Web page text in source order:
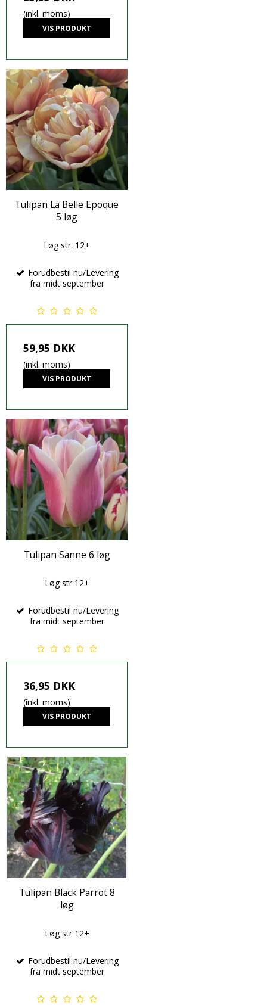
(inkl. moms)
VIS PRODUKT
Tulipan La Belle Epoque
5 løg
Løg str. 12+
Forudbestil nu/Levering
fra midt september
59,95 DKK
(inkl. moms)
VIS PRODUKT
Tulipan Sanne 6 løg
Løg str 12+
Forudbestil nu/Levering
fra midt september
36,95 DKK
(inkl. moms)
VIS PRODUKT
Tulipan Black Parrot 8
løg
Løg str 12+
Forudbestil nu/Levering
fra midt september